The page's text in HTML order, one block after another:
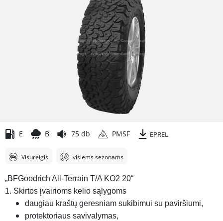
E B 75 db PMSF EPREL
Visureigis visiems sezonams
„BFGoodrich All-Terrain T/A KO2 20“
1. Skirtos įvairioms kelio sąlygoms
daugiau kraštų geresniam sukibimui su paviršiumi,
protektoriaus savivalymas,